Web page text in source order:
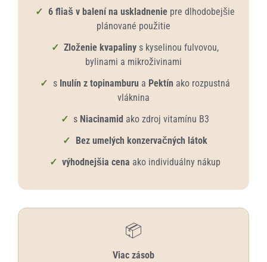
✓ 6 fliaš v balení na uskladneniepre dlhodobejšie
plánované použitie
✓ Zloženie kvapaliny s kyselinou fulvovou,
bylinami a mikroživinami
✓ s Inulín z topinamburu a Pektín ako rozpustná
vláknina
✓ s Niacinamid ako zdroj vitamínu B3
✓
Bez umelých konzervačných látok
✓ výhodnejšia cena ako individuálny nákup
📦
Viac zásob